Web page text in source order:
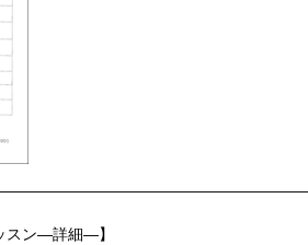
スン—詳細—】